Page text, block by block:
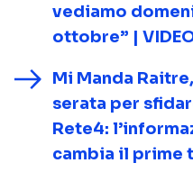
vediamo
ottobre” |
Mi Manda
serata per
Rete4:
cambia il prime